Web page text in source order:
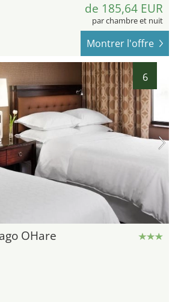
de 185,64 EUR
par chambre et nuit
Montrer l'offre
6
OHare